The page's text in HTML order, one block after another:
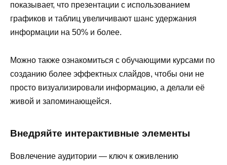
показывает, что презентации с использованием
графиков и таблиц увеличивают шанс удержания
информации на 50% и более.
Можно также ознакомиться с обучающими курсами по
созданию более эффектных слайдов, чтобы они не
просто визуализировали информацию, а делали её
живой и запоминающейся.
Внедряйте интерактивные элементы
Вовлечение аудитории — ключ к оживлению